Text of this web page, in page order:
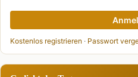
Kostenlos registrieren · Passwort